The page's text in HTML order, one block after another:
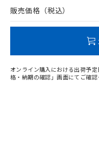
問い合わせください。
販売価格（税込）
オンライン購入における出荷予
格・納期の確認」画面にてご確認